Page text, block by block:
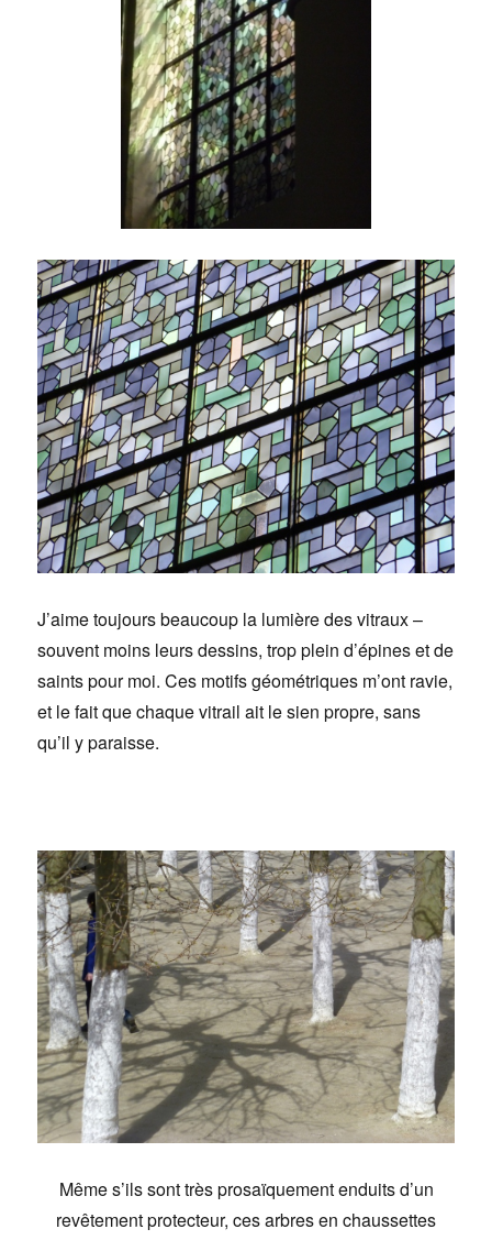
J’aime toujours beaucoup la lumière des vitraux –
souvent moins leurs dessins, trop plein d’épines et de
saints pour moi. Ces motifs géométriques m’ont ravie,
et le fait que chaque vitrail ait le sien propre, sans
qu’il y paraisse.
Même s’ils sont très prosaïquement enduits d’un
revêtement protecteur, ces arbres en chaussettes